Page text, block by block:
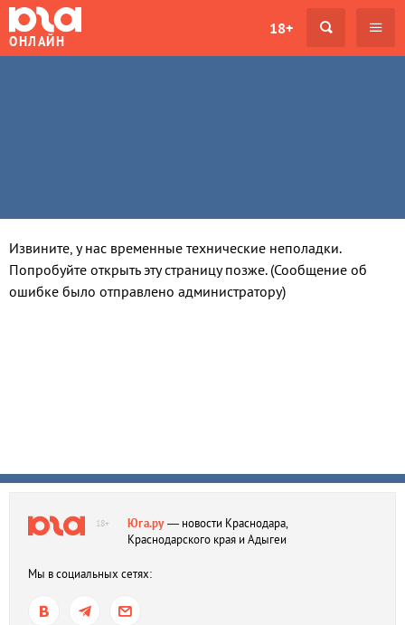
ОНЛАЙН
18+
Извините, у нас временные технические неполадки.
Попробуйте открыть эту страницу позже. (Сообщение об
ошибке было отправлено администратору)
18+ Юга.ру— новости Краснодара,
Краснодарского края и Адыгеи
Мы в социальных сетях: